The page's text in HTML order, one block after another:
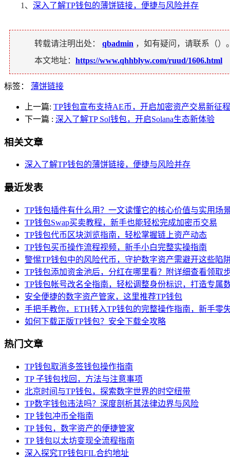
1、 深入了解TP钱包的薄饼链接，便捷与风险并存
转载请注明出处： qbadmin ，如有疑问，请联系（）。
本文地址： https://www.qhhblyw.com/ruud/1606.html
标签： 薄饼链接
上一篇: TP钱包宣布支持AE币，开启加密资产交易新征程
下一篇 : 深入了解TP Sol钱包，开启Solana生态新体验
相关文章
深入了解TP钱包的薄饼链接，便捷与风险并存
最近发表
TP钱包插件有什么用？一文读懂它的核心价值与实用场
TP钱包Swap买卖教程，新手也能轻松完成加密币交易
TP钱包代币区块浏览指南，轻松掌握链上资产动态
TP钱包买币操作流程视频，新手小白完整实操指南
警惕TP钱包中的风险代币，守护数字资产需避开这些陷
TP钱包添加资金池后，分红在哪里看？附详细查看领取
TP钱包帐号改名全指南，轻松调整身份标识，打造专属
安全便捷的数字资产管家，这里推荐TP钱包
手把手教你，ETH转入TP钱包的完整操作指南，新手零
如何下载正版TP钱包？安全下载全攻略
热门文章
TP钱包取消多签钱包操作指南
TP 子钱包找回，方法与注意事项
北京时间与TP钱包，探索数字世界的时空纽带
TP数字钱包违法吗？深度剖析其法律边界与风险
TP 钱包冲币全指南
TP 钱包，数字资产的便捷管家
TP 钱包以太坊变现全流程指南
深入探究TP钱包FIL合约地址